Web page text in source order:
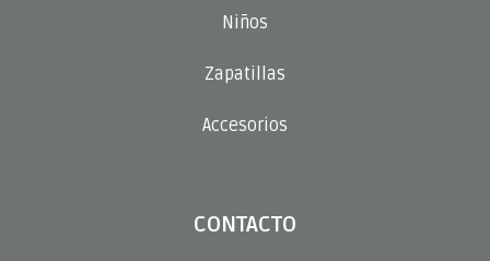
Niños
Zapatillas
Accesorios
CONTACTO